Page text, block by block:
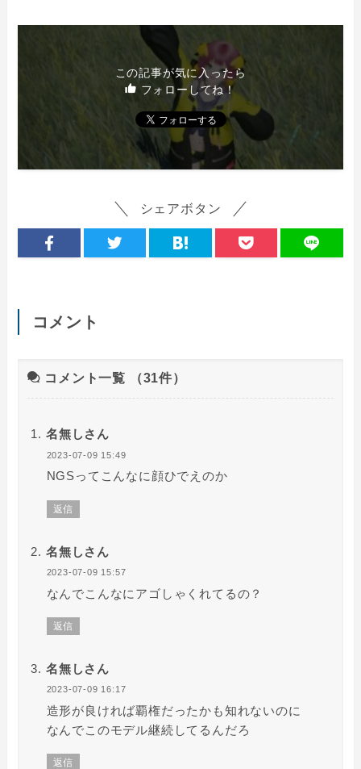
この記事が気に入ったら
フォローしてね！
シェアボタン
コメント
コメント一覧 （31件）
名無しさん
2023-07-09 15:49
NGSってこんなに顔ひでえのか
返信
名無しさん
2023-07-09 15:57
なんでこんなにアゴしゃくれてるの？
返信
名無しさん
2023-07-09 16:17
造形が良ければ覇権だったかも知れないのに
なんでこのモデル継続してるんだろ
返信